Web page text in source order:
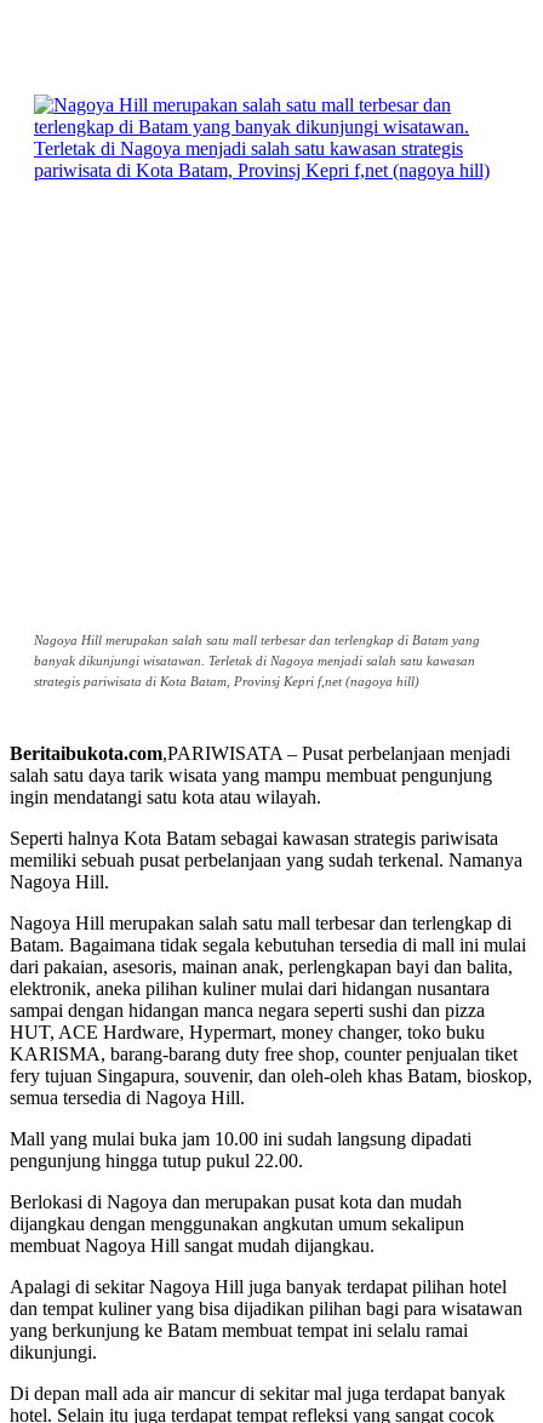
Nagoya Hill merupakan salah satu mall terbesar dan terlengkap di Batam yang
banyak dikunjungi wisatawan. Terletak di Nagoya menjadi salah satu kawasan
strategis pariwisata di Kota Batam, Provinsj Kepri f,net (nagoya hill)
Beritaibukota.com,PARIWISATA – Pusat perbelanjaan menjadi
salah satu daya tarik wisata yang mampu membuat pengunjung
ingin mendatangi satu kota atau wilayah.
Seperti halnya Kota Batam sebagai kawasan strategis pariwisata
memiliki sebuah pusat perbelanjaan yang sudah terkenal. Namanya
Nagoya Hill.
Nagoya Hill merupakan salah satu mall terbesar dan terlengkap di
Batam. Bagaimana tidak segala kebutuhan tersedia di mall ini mulai
dari pakaian, asesoris, mainan anak, perlengkapan bayi dan balita,
elektronik, aneka pilihan kuliner mulai dari hidangan nusantara
sampai dengan hidangan manca negara seperti sushi dan pizza
HUT, ACE Hardware, Hypermart, money changer, toko buku
KARISMA, barang-barang duty free shop, counter penjualan tiket
fery tujuan Singapura, souvenir, dan oleh-oleh khas Batam, bioskop,
semua tersedia di Nagoya Hill.
Mall yang mulai buka jam 10.00 ini sudah langsung dipadati
pengunjung hingga tutup pukul 22.00.
Berlokasi di Nagoya dan merupakan pusat kota dan mudah
dijangkau dengan menggunakan angkutan umum sekalipun
membuat Nagoya Hill sangat mudah dijangkau.
Apalagi di sekitar Nagoya Hill juga banyak terdapat pilihan hotel
dan tempat kuliner yang bisa dijadikan pilihan bagi para wisatawan
yang berkunjung ke Batam membuat tempat ini selalu ramai
dikunjungi.
Di depan mall ada air mancur di sekitar mal juga terdapat banyak
hotel. Selain itu juga terdapat tempat refleksi yang sangat cocok